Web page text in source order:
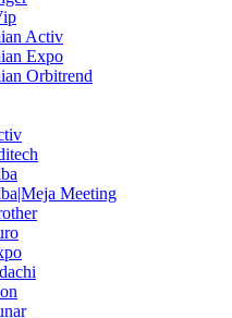
Activ
Expo
Orbitrend
Meeting